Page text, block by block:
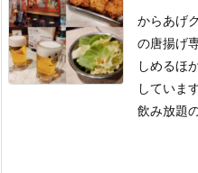
からあげ
の唐揚げ
しめるほ
しています
飲み放題